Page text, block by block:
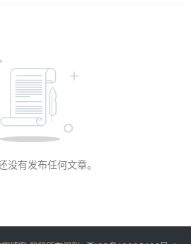
没有发布任何文章。